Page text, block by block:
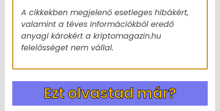
A cikkekben megjelenő esetleges hibákért,
valamint a téves információkból eredő
anyagi károkért a kriptomagazin.hu
felelősséget nem vállal.
Ezt olvastad már?